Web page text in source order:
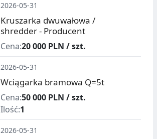
2026-05-31
Kruszarka dwuwałowa /
shredder - Producent
Cena:20 000 PLN / szt.
2026-05-31
Wciągarka bramowa Q=5t
Cena:50 000 PLN / szt.
Ilość:1
2026-05-31